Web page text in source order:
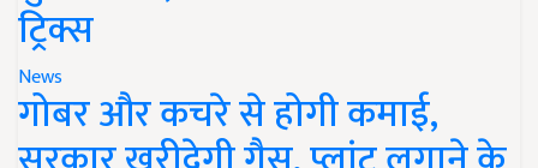
ट्रिक्स
News
गोबर और कचरे से होगी कमाई,